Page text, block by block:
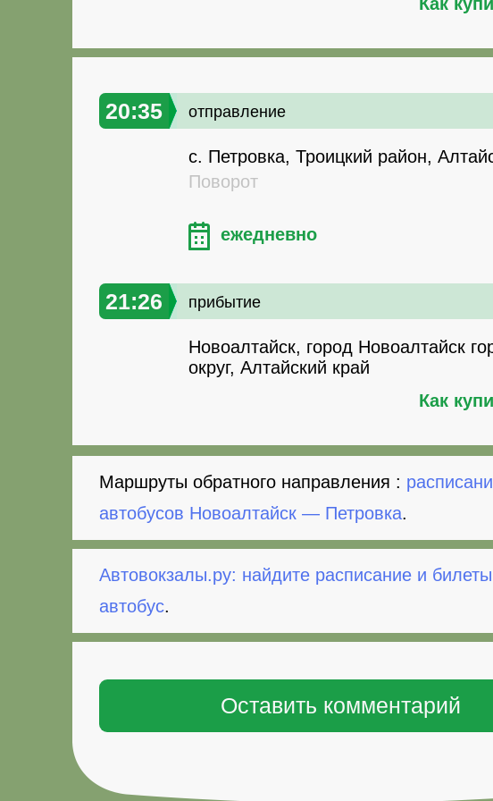
20:35 отправление
с. Петровка, Троицкий район,
Поворот
ежедневно
21:26 прибытие
Новоалтайск, город Новоалтайск
округ, Алтайский край
Как
Маршруты обратного направления :
автобусов Новоалтайск — Петровка.
Автовокзалы.ру: найдите расписание и
автобус.